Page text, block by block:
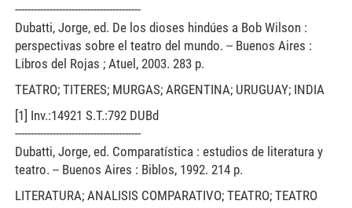
----------------------------------------
Dubatti, Jorge, ed. De los dioses hindúes a Bob Wilson :
perspectivas sobre el teatro del mundo. -- Buenos Aires :
Libros del Rojas ; Atuel, 2003. 283 p.
TEATRO; TITERES; MURGAS; ARGENTINA; URUGUAY; INDIA
[1] Inv.:14921 S.T.:792 DUBd
----------------------------------------
Dubatti, Jorge, ed. Comparatística : estudios de literatura y
teatro. -- Buenos Aires : Biblos, 1992. 214 p.
LITERATURA; ANALISIS COMPARATIVO; TEATRO; TEATRO